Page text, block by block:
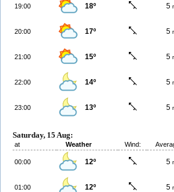
19:00 18º 5
20:00 17º 5
21:00 15º 5
22:00 14º 5
23:00 13º 5
Saturday, 15 Aug:
at Weather Wind:
00:00 12º 5
01:00 12º 5